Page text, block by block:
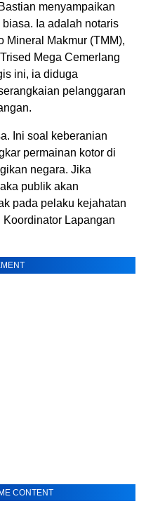
menyampaikan
Ia adalah notaris
Mineral Makmur (TMM),
Mega Cemerlang
ini, ia diduga
pelanggaran
Ini soal keberanian
permainan kotor di
negara. Jika
publik akan
pada pelaku kejahatan
Koordinator Lapangan
CONTENT